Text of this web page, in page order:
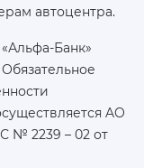
автоцентра.
Банк»
Обязательное
AO
№ 2239 – 02 от